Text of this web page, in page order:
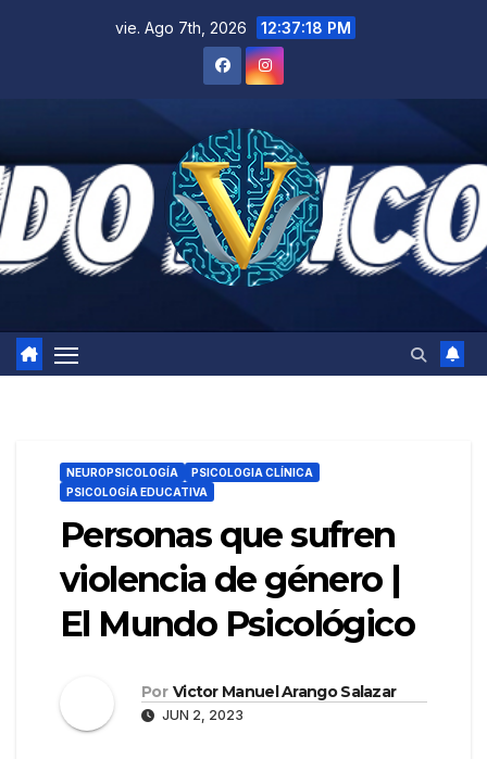
vie. Ago 7th, 2026 12:37:19 PM
NEUROPSICOLOGÍA
PSICOLOGIA CLÍNICA
PSICOLOGÍA EDUCATIVA
Personas que sufren
violencia de género |
El Mundo Psicológico
Por Victor Manuel Arango Salazar
JUN 2, 2023